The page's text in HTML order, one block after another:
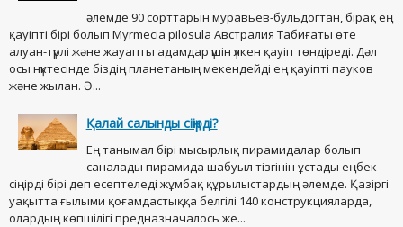
әлемде 90 сорттарын муравьев-бульдогтан, бірақ ең
қауіпті бірі болып Myrmecia pilosula Австралия Табиғаты өте
алуан-түрлі және жауапты адамдар үшін үлкен қауіп төндіреді. Дәл
осы нүктесінде біздің планетаның мекендейді ең қауіпті пауков
және жылан. Ә...
Қалай салынды сіңірді?
Ең танымал бірі мысырлық пирамидалар болып
саналады пирамида шабуыл тізгінін ұстады еңбек
сіңірді бірі деп есептеледі жұмбақ құрылыстардың әлемде. Қазіргі
уақытта ғылыми қоғамдастыққа белгілі 140 конструкцияларда,
олардың көпшілігі предназначалось же...